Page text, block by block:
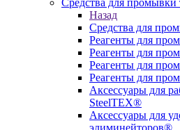
Средства для промывки
Назад
Средства для
Реагенты для
Реагенты для
Реагенты для
Реагенты для
Аксессуары для
SteelTEX®
Аксессуары для
элиминейторов®